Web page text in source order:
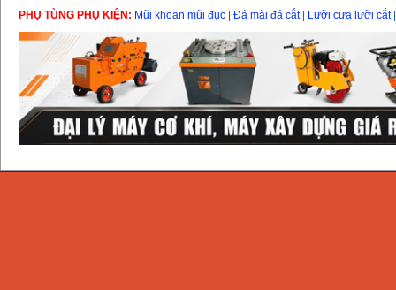
PHỤ TÙNG PHỤ KIỆN: Mũi khoan mũi đục Đá mài đá cắt| Lưỡi cưa lưỡi cắt